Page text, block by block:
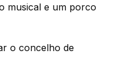
musical e um porco
o concelho de